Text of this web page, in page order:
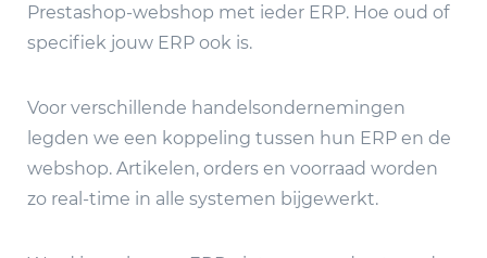
Prestashop-webshop met ieder ERP. Hoe oud of
specifiek jouw ERP ook is.
Voor verschillende handelsondernemingen
legden we een koppeling tussen hun ERP en de
webshop. Artikelen, orders en voorraad worden
zo real-time in alle systemen bijgewerkt.